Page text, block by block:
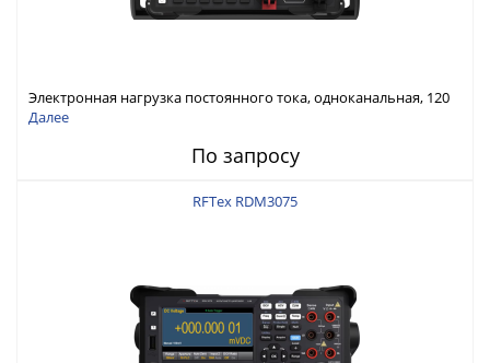
Электронная нагрузка постоянного тока, одноканальная, 120
В, 60 А, 300 Вт
Далее
По запросу
RFTex RDM3075